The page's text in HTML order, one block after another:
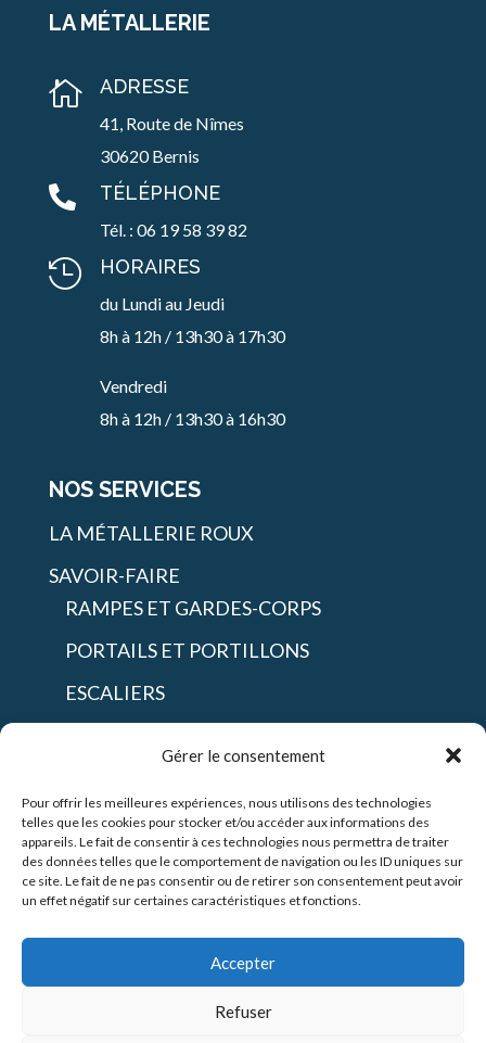
Gérer le consentement
Pour offrir les meilleures expériences, nous utilisons des technologies
telles que les cookies pour stocker et/ou accéder aux informations des
appareils. Le fait de consentir à ces technologies nous permettra de traiter
des données telles que le comportement de navigation ou les ID uniques sur
ce site. Le fait de ne pas consentir ou de retirer son consentement peut avoir
un effet négatif sur certaines caractéristiques et fonctions.
Accepter
Refuser
LA MÉTALLERIE
 ADRESSE
41, Route de Nîmes
30620 Bernis
 TÉLÉPHONE
Tél. : 06 19 58 39 82
 HORAIRES
du Lundi au Jeudi
8h à 12h / 13h30 à 17h30
Vendredi
8h à 12h / 13h30 à 16h30
NOS SERVICES
LA MÉTALLERIE ROUX
SAVOIR-FAIRE
RAMPES ET GARDES-CORPS
PORTAILS ET PORTILLONS
ESCALIERS
POLITIQUE DE COOKIES (UE)
SUIVEZ-NOUS